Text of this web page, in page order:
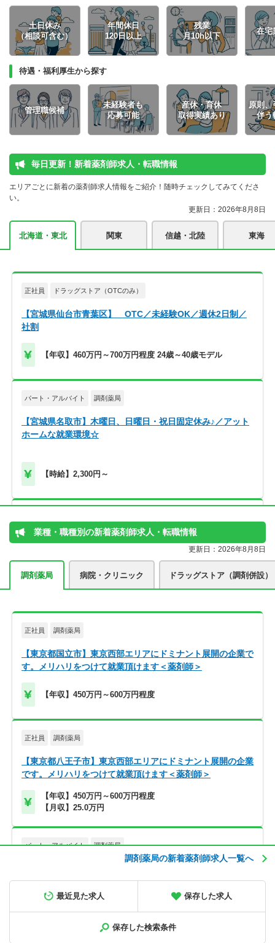
土日休み
（相談可含む）
年間休日
120日以上
残業
月10h以下
在宅
待遇・福利厚生から探す
管理職候補
未経験者も
応募可能
産休・育休
取得実績あり
原則、
伴う
毎日更新！新着薬剤師求人・転職情報
エリアごとに新着の薬剤師求人情報をご紹介！随時チェックしてみてくださ
い。
更新日：2026年8月8日
北海道・東北 関東 信越・北陸 東海
正社員 ドラッグストア（OTCのみ）
【宮城県仙台市青葉区】 OTC／未経験OK／週休2日制／
社割
【年収】460万円～700万円程度 24歳～40歳モデル
パート・アルバイト 調剤薬局
【宮城県名取市】木曜日、日曜日・祝日固定休み♪／アット
ホームな就業環境☆
【時給】2,300円～
【年収】580万円～900万円程度 ※年俸制
業種・職種別の新着薬剤師求人・転職情報
更新日：2026年8月8日
調剤薬局 病院・クリニック ドラッグストア（調剤併設）
正社員 調剤薬局
【東京都国立市】東京西部エリアにドミナント展開の企業で
す。メリハリをつけて就業頂けます＜薬剤師＞
【年収】450万円～600万円程度
正社員 調剤薬局
【東京都八王子市】東京西部エリアにドミナント展開の企業
です。メリハリをつけて就業頂けます＜薬剤師＞
【年収】450万円～600万円程度
【月収】25.0万円
パート・アルバイト 調剤薬局
業少なめ
【時給】2,500円～
調剤薬局の新着薬剤師求人一覧へ
最近見た求人 保存した求人
保存した検索条件